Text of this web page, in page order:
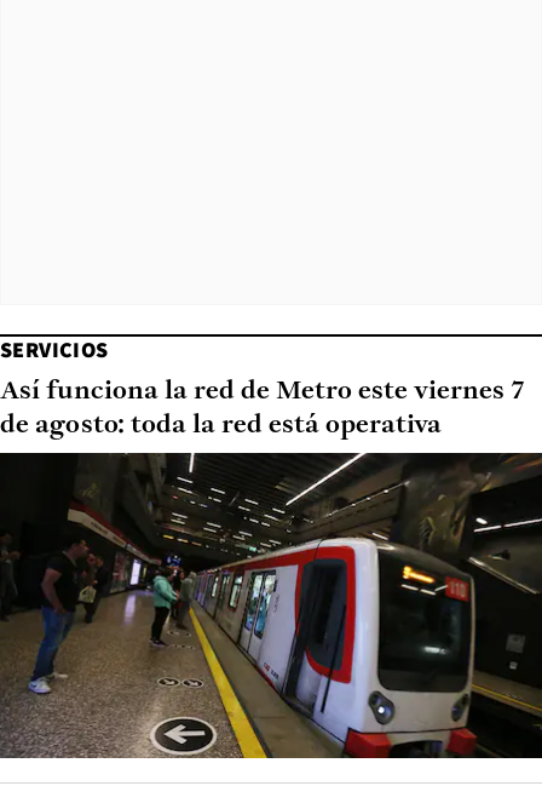
SERVICIOS
Así funciona la red de Metro este viernes 7
de agosto: toda la red está operativa